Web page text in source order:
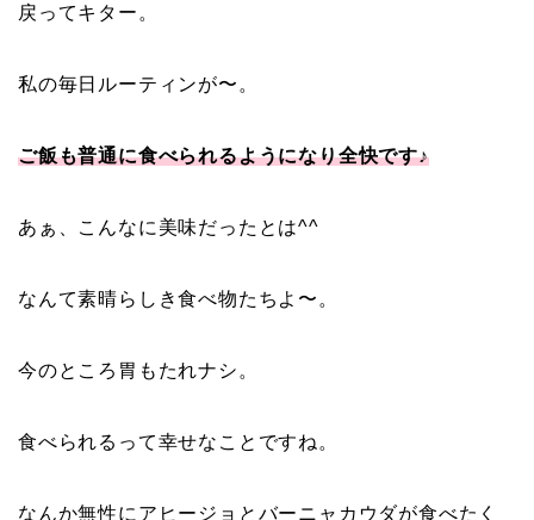
戻ってキター。
私の毎日ルーティンが〜。
ご飯も普通に食べられるようになり全快です♪
あぁ、こんなに美味だったとは^^
なんて素晴らしき食べ物たちよ〜。
今のところ胃もたれナシ。
食べられるって幸せなことですね。
なんか無性にアヒージョとバーニャカウダが食べたく